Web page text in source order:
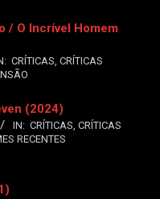
/ O Incrível Homem
CRÍTICAS, CRÍTICAS
(2024)
IN: CRÍTICAS, CRÍTICAS
RECENTES